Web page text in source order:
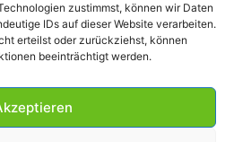
zustimmst, können wir Daten
IDs auf dieser Website verarbeiten.
erteilst oder zurückziehst, können
beeinträchtigt werden.